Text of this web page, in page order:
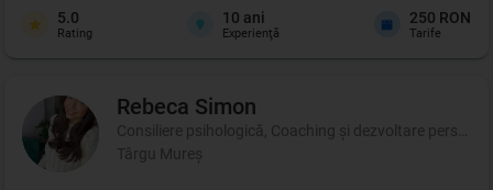
5.0
Rating
10 ani
Experienţă
250 RON
Tarife
Rebeca Simon
Consiliere psihologică, Coaching şi dezvoltare
Târgu Mureș